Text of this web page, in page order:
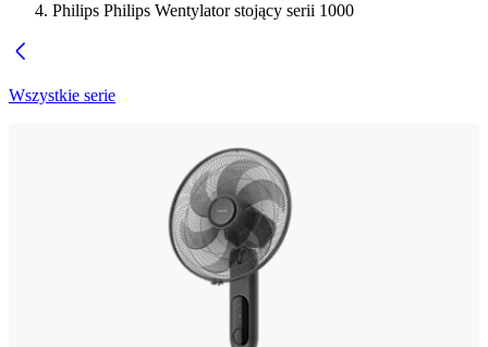
Philips Philips Wentylator stojący serii 1000
Wszystkie serie